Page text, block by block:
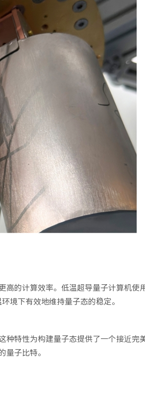
高的计算效率。低温超导量子计算机使
境下有效地维持量子态的稳定。
种特性为构建量子态提供了一个接近完
子比特。